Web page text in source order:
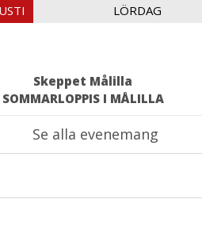
LÖRDAG
Skeppet Målilla
SOMMARLOPPIS I MÅLILLA
Se alla evenemang